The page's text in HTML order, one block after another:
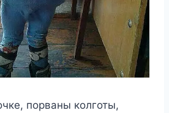
порваны колготы,